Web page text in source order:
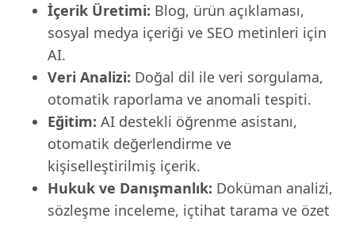
İçerik Üretimi: Blog, ürün açıklaması,
sosyal medya içeriği ve SEO metinleri için
AI.
Veri Analizi: Doğal dil ile veri sorgulama,
otomatik raporlama ve anomali tespiti.
Eğitim: AI destekli öğrenme asistanı,
otomatik değerlendirme ve
kişiselleştirilmiş içerik.
Hukuk ve Danışmanlık: Doküman analizi,
sözleşme inceleme, içtihat tarama ve özet